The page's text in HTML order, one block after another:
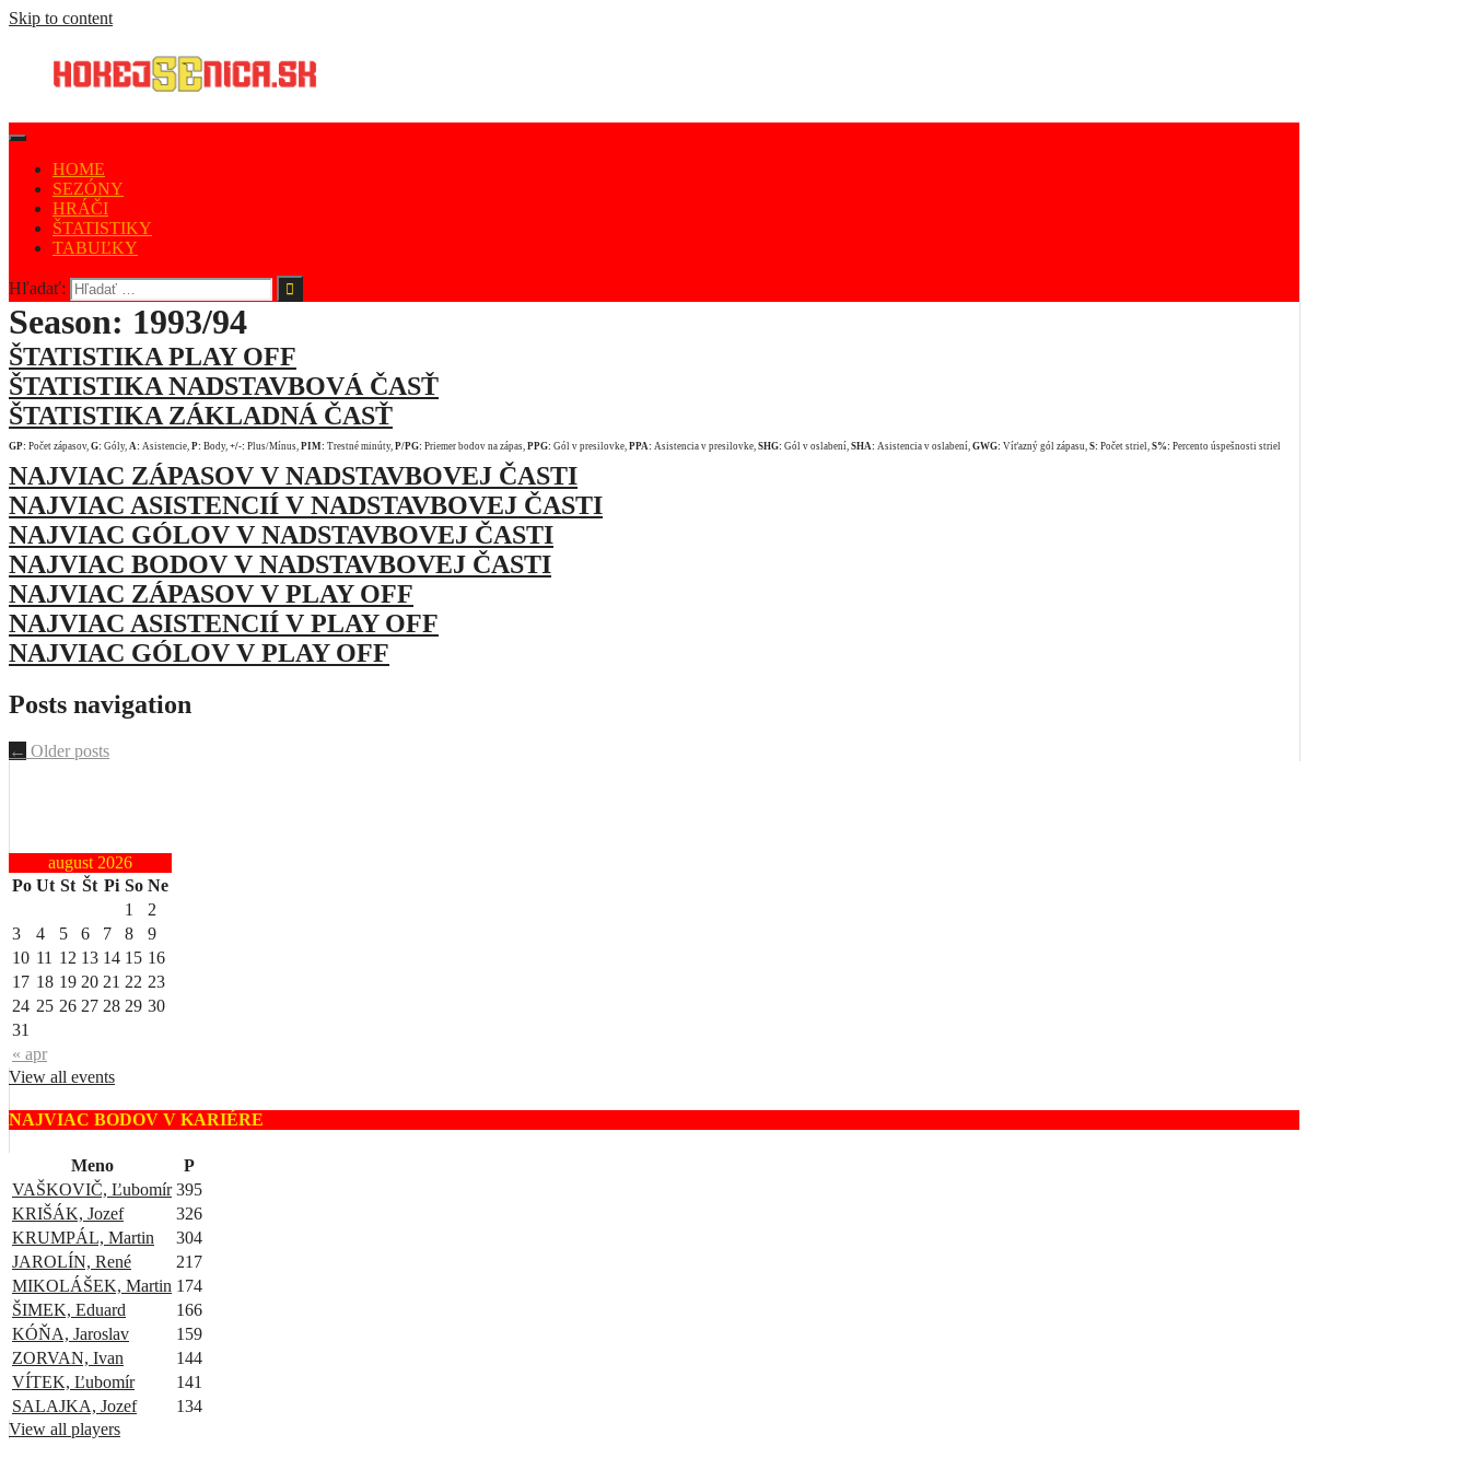
Skip to content
HOME
SEZÓNY
HRÁČI
ŠTATISTIKY
TABUĽKY
Hľadať:
Season: 1993/94
ŠTATISTIKA PLAY OFF
ŠTATISTIKA NADSTAVBOVÁ ČASŤ
ŠTATISTIKA ZÁKLADNÁ ČASŤ
GP: Počet zápasov, G: Góly, A: Asistencie, P: Body, +/-: Plus/Mínus, PIM: Trestné minúty, P/PG: Priemer bodov na zápas, PPG: Gól v presilovke, PPA: Asistencia v presilovke, SHG: Gól v oslabení, SHA: Asistencia v oslabení, GWG: Víťazný gól zápasu, S: Počet striel, S%: Percento úspešnosti striel
NAJVIAC ZÁPASOV V NADSTAVBOVEJ ČASTI
NAJVIAC ASISTENCIÍ V NADSTAVBOVEJ ČASTI
NAJVIAC GÓLOV V NADSTAVBOVEJ ČASTI
NAJVIAC BODOV V NADSTAVBOVEJ ČASTI
NAJVIAC ZÁPASOV V PLAY OFF
NAJVIAC ASISTENCIÍ V PLAY OFF
NAJVIAC GÓLOV V PLAY OFF
Posts navigation
← Older posts
august 2026
Po Ut St Št Pi So Ne
« apr
1
2
3
4 5 6 7 8
9
10 11 12 13 14 15 16
17 18 19 20 21 22 23
24 25 26 27 28 29 30
31
View all events
NAJVIAC BODOV V KARIÉRE
Meno
P
VAŠKOVIČ, Ľubomír 395
KRIŠÁK, Jozef
326
KRUMPÁL, Martin
304
JAROLÍN, René
217
MIKOLÁŠEK, Martin 174
ŠIMEK, Eduard
166
KÓŇA, Jaroslav
159
ZORVAN, Ivan
144
VÍTEK, Ľubomír
141
SALAJKA, Jozef
134
View all players